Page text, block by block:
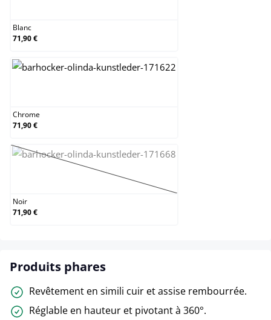
Blanc
71,90 €
Chrome
71,90 €
Noir
(Cette option n'est pas disponible pour le
Noir
71,90 €
Produits phares
Revêtement en simili cuir et assise rembourrée.
Réglable en hauteur et pivotant à 360°.